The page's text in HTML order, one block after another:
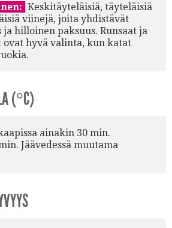
Keskitäyteläisiä, täyteläisiä
viinejä, joita yhdistävät
hilloinen paksuus. Runsaat ja
hyvä valinta, kun katat
(°C)
ainakin 30 min.
Jäävedessä muutama